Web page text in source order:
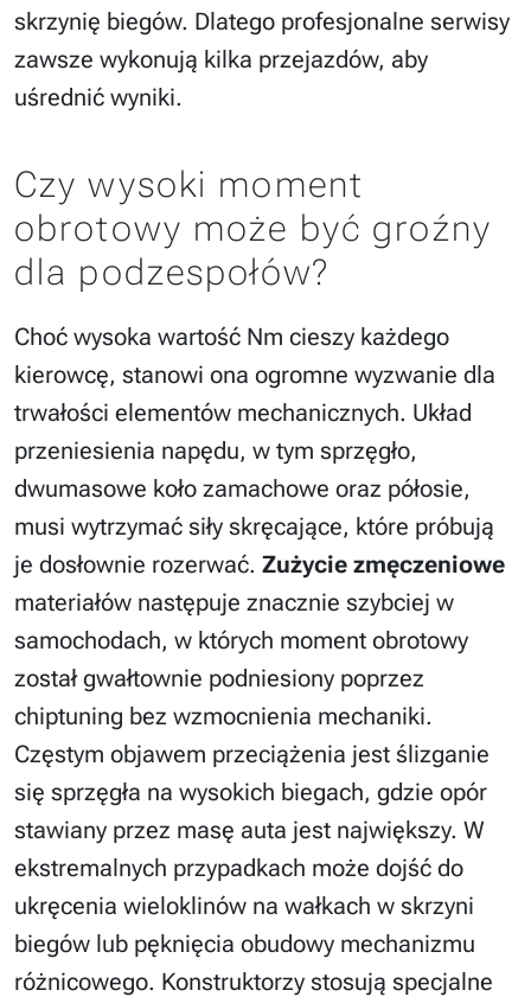
skrzynię biegów. Dlatego profesjonalne serwisy
zawsze wykonują kilka przejazdów, aby
uśrednić wyniki.
Czy wysoki moment
obrotowy może być groźny
dla podzespołów?
Choć wysoka wartość Nm cieszy każdego
kierowcę, stanowi ona ogromne wyzwanie dla
trwałości elementów mechanicznych. Układ
przeniesienia napędu, w tym sprzęgło,
dwumasowe koło zamachowe oraz półosie,
musi wytrzymać siły skręcające, które próbują
je dosłownie rozerwać. Zużycie zmęczeniowe
materiałów następuje znacznie szybciej w
samochodach, w których moment obrotowy
został gwałtownie podniesiony poprzez
chiptuning bez wzmocnienia mechaniki.
Częstym objawem przeciążenia jest ślizganie
się sprzęgła na wysokich biegach, gdzie opór
stawiany przez masę auta jest największy. W
ekstremalnych przypadkach może dojść do
ukręcenia wieloklinów na wałkach w skrzyni
biegów lub pęknięcia obudowy mechanizmu
różnicowego. Konstruktorzy stosują specjalne